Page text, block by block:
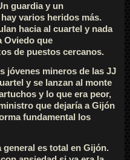
guardia y un
varios heridos más.
hacia al cuartel y nada
Oviedo que
de puestos cercanos.
jóvenes mineros de las JJ
y se lanzan al monte
y lo que era peor,
que dejaría a Gijón
fundamental los
general es total en Gijón.